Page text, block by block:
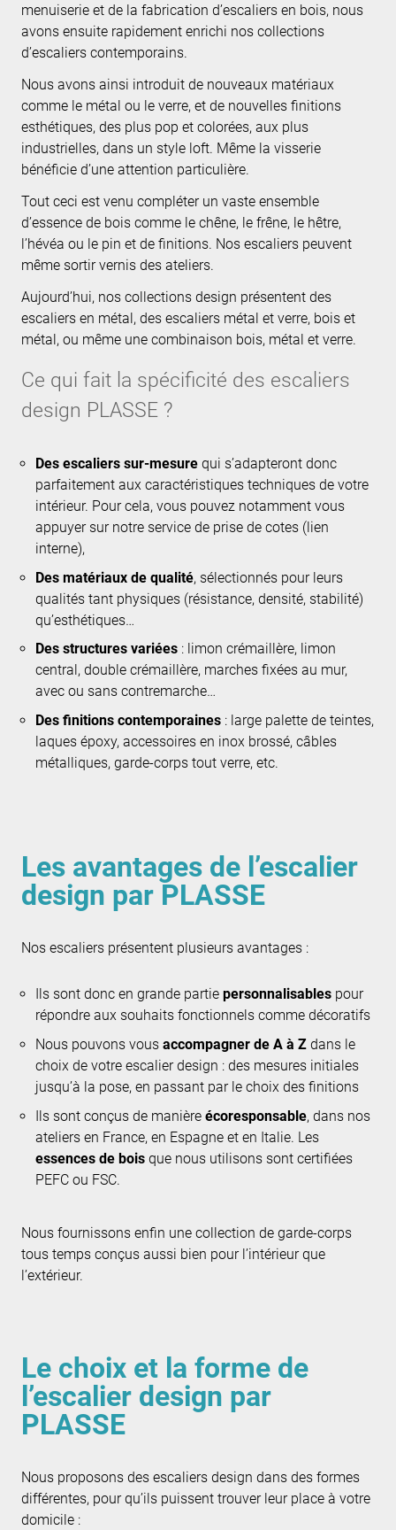
menuiserie et de la fabrication d’escaliers en bois, nous
avons ensuite rapidement enrichi nos collections
d’escaliers contemporains.
Nous avons ainsi introduit de nouveaux matériaux
comme le métal ou le verre, et de nouvelles finitions
esthétiques, des plus pop et colorées, aux plus
industrielles, dans un style loft. Même la visserie
bénéficie d’une attention particulière.
Tout ceci est venu compléter un vaste ensemble
d’essence de bois comme le chêne, le frêne, le hêtre,
l’hévéa ou le pin et de finitions. Nos escaliers peuvent
même sortir vernis des ateliers.
Aujourd’hui, nos collections design présentent des
escaliers en métal, des escaliers métal et verre, bois et
métal, ou même une combinaison bois, métal et verre.
Ce qui fait la spécificité des escaliers
design PLASSE ?
Des escaliers sur-mesure qui s’adapteront donc
parfaitement aux caractéristiques techniques de votre
intérieur. Pour cela, vous pouvez notamment vous
appuyer sur notre service de prise de cotes (lien
interne),
Des matériaux de qualité, sélectionnés pour leurs
qualités tant physiques (résistance, densité, stabilité)
qu’esthétiques…
Des structures variées : limon crémaillère, limon
central, double crémaillère, marches fixées au mur,
avec ou sans contremarche…
Des finitions contemporaines : large palette de teintes,
laques époxy, accessoires en inox brossé, câbles
métalliques, garde-corps tout verre, etc.
Les avantages de l’escalier
design par PLASSE
Nos escaliers présentent plusieurs avantages :
Ils sont donc en grande partie personnalisables pour
répondre aux souhaits fonctionnels comme décoratifs
Nous pouvons vous accompagner de A à Z dans le
choix de votre escalier design : des mesures initiales
jusqu’à la pose, en passant par le choix des finitions
Ils sont conçus de manière écoresponsable, dans nos
ateliers en France, en Espagne et en Italie. Les
essences de bois que nous utilisons sont certifiées
PEFC ou FSC.
Nous fournissons enfin une collection de garde-corps
tous temps conçus aussi bien pour l’intérieur que
l’extérieur.
Le choix et la forme de
l’escalier design par
PLASSE
Nous proposons des escaliers design dans des formes
différentes, pour qu’ils puissent trouver leur place à votre
domicile :